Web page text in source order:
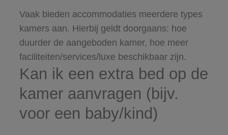
Vaak bieden accommodaties meerdere types
kamers aan. Hierbij geldt doorgaans: hoe
duurder de aangeboden kamer, hoe meer
faciliteiten/services/luxe beschikbaar zijn.
Kan ik een extra bed op de
kamer aanvragen (bijv.
voor een baby/kind)